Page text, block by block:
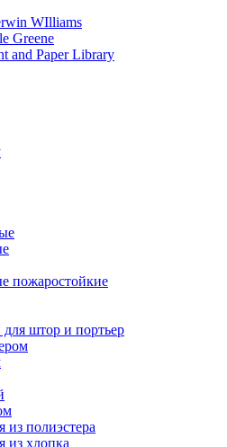
WIlliams
Greene
and Paper Library
пожаростойкие
для штор и портьер
из полиэстера
из хлопка